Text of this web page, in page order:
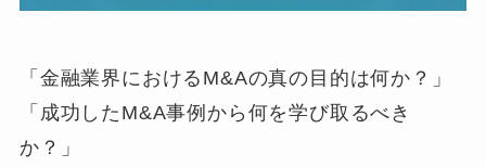
「金融業界におけるM&Aの真の目的は何か？」
「成功したM&A事例から何を学び取るべき
か？」